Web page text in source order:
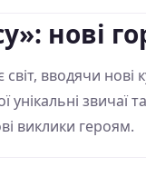
нові
вводячи
звичаї
виклики героям.